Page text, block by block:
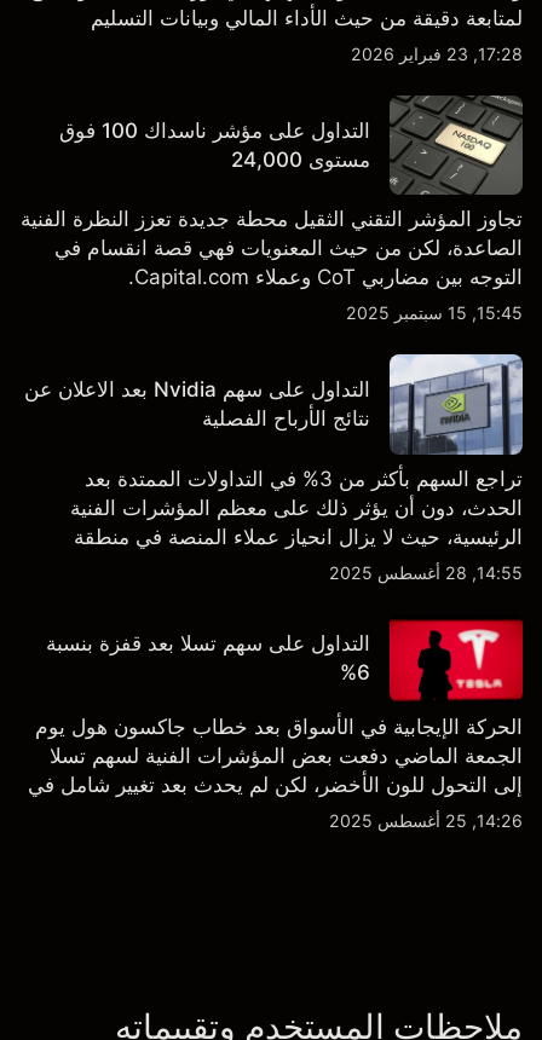
لمتابعة دقيقة من حيث الأداء المالي وبيانات التسليم
والتطورات في التكنولوجيا والتصنيع. استكشف أهداف أسعار
17:28, 23 فبراير 2026
التداول على مؤشر ناسداك 100 فوق
مستوى 24,000
تجاوز المؤشر التقني الثقيل محطة جديدة تعزز النظرة الفنية
الصاعدة، لكن من حيث المعنويات فهي قصة انقسام في
التوجه بين مضاربي CoT وعملاء Capital.com.
15:45, 15 سبتمبر 2025
التداول على سهم Nvidia بعد الاعلان عن
نتائج الأرباح الفصلية
تراجع السهم بأكثر من 3% في التداولات الممتدة بعد
الحدث، دون أن يؤثر ذلك على معظم المؤشرات الفنية
الرئيسية، حيث لا يزال انحياز عملاء المنصة في منطقة
الشراء المفرط.
14:55, 28 أغسطس 2025
التداول على سهم تسلا بعد قفزة بنسبة
6%
الحركة الإيجابية في الأسواق بعد خطاب جاكسون هول يوم
الجمعة الماضي دفعت بعض المؤشرات الفنية لسهم تسلا
إلى التحول للون الأخضر، لكن لم يحدث بعد تغيير شامل في
النظرة الفنية سواء على الإطار اليومي أو الأسبوعي.
14:26, 25 أغسطس 2025
ملاحظات المستخدم وتقييماته